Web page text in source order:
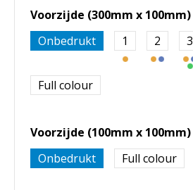
Voorzijde (300mm x 100mm)
Onbedrukt
1 2 3
Full colour
Voorzijde (100mm x 100mm)
Onbedrukt
Full colour